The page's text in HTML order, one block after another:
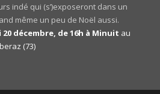
indé qui (s’)exposeront dans un
même un peu de Noël aussi.
décembre, de 16h à Minuit au
(73)